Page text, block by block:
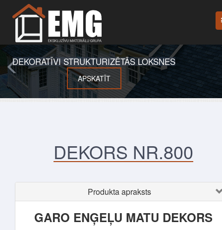
DEKORATĪVI STRUKTURIZĒTĀS LOKSNES
APSKATĪT
DEKORS NR.800
Produkta apraksts
GARO ENĢEĻU MATU DEKORS